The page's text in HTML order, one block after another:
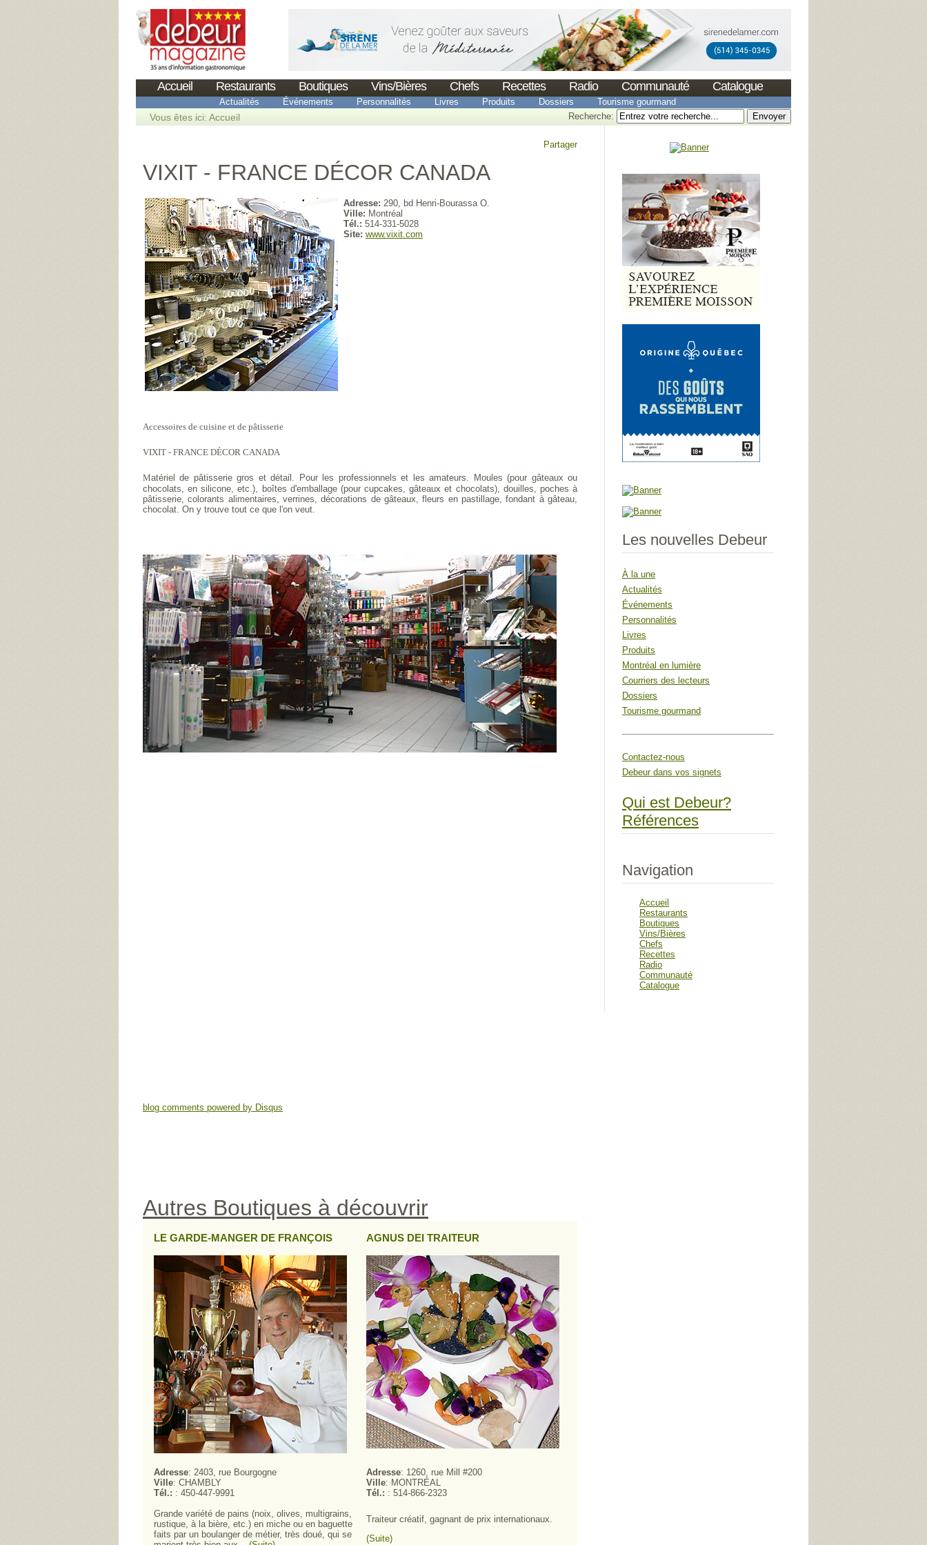
Accueil Restaurants Boutiques Vins/Bières Chefs Recettes Radio Communauté Catalogue
Actualités Événements Personnalités Livres Produits Dossiers Tourisme gourmand
Vous êtes ici: Accueil Recherche:
Partager
VIXIT - FRANCE DÉCOR CANADA
Adresse: 290, bd Henri-Bourassa O.
Ville: Montréal
Tél.: 514-331-5028
Site: www.vixit.com
Accessoires de cuisine et de pâtisserie
VIXIT - FRANCE DÉCOR CANADA
Matériel de pâtisserie gros et détail. Pour les professionnels et les amateurs. Moules (pour gâteaux ou
chocolats, en silicone, etc.), boîtes d'emballage (pour cupcakes, gâteaux et chocolats), douilles, poches à
pâtisserie, colorants alimentaires, verrines, décorations de gâteaux, fleurs en pastillage, fondant à gâteau,
chocolat. On y trouve tout ce que l'on veut.
blog comments powered by Disqus
Autres Boutiques à découvrir
LE GARDE-MANGER DE FRANÇOIS AGNUS DEI TRAITEUR
Adresse: 2403, rue Bourgogne
Ville: CHAMBLY
Tél.: : 450-447-9991
Grande variété de pains (noix, olives, multigrains,
rustique, à la bière, etc.) en miche ou en baguette
faits par un boulanger de métier, très doué, qui se
Adresse: 1260, rue Mill #200
Ville: MONTRÉAL
Tél.: : 514-866-2323
Traiteur créatif, gagnant de prix internationaux.
(Suite)
Les nouvelles Debeur
À la une
Actualités
Événements
Personnalités
Livres
Produits
Montréal en lumière
Courriers des lecteurs
Dossiers
Tourisme gourmand
Contactez-nous
Debeur dans vos signets
Qui est Debeur?
Références
Navigation
Accueil
Restaurants
Boutiques
Vins/Bières
Chefs
Recettes
Radio
Communauté
Catalogue